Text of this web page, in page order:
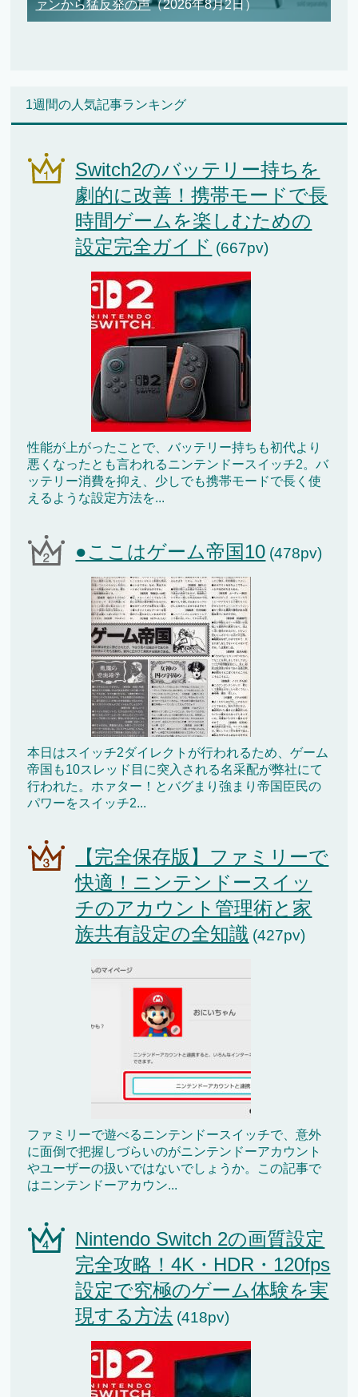
ァンから猛反発の声（2026年8月2日）
1週間の人気記事ランキング
Switch2のバッテリー持ちを
劇的に改善！携帯モードで長
時間ゲームを楽しむための
設定完全ガイド (667pv)
性能が上がったことで、バッテリー持ちも初代より
悪くなったとも言われるニンテンドースイッチ2。バ
ッテリー消費を抑え、少しでも携帯モードで長く使
えるような設定方法を...
●ここはゲーム帝国10 (478pv)
本日はスイッチ2ダイレクトが行われるため、ゲーム
帝国も10スレッド目に突入される名采配が弊社にて
行われた。ホァター！とバグまり強まり帝国臣民の
パワーをスイッチ2...
【完全保存版】ファミリーで
快適！ニンテンドースイッ
チのアカウント管理術と家
族共有設定の全知識 (427pv)
ファミリーで遊べるニンテンドースイッチで、意外
に面倒で把握しづらいのがニンテンドーアカウント
やユーザーの扱いではないでしょうか。この記事で
はニンテンドーアカウン...
Nintendo Switch 2の画質設定
完全攻略！4K・HDR・120fps
設定で究極のゲーム体験を実
現する方法 (418pv)